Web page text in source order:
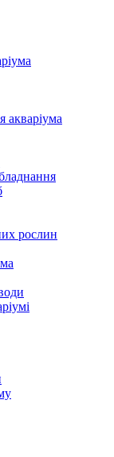
акваріума
рослин